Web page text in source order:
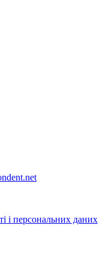
і персональних даних